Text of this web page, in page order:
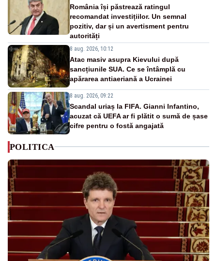
România își păstrează ratingul
recomandat investițiilor. Un semnal
pozitiv, dar și un avertisment pentru
autorități
8 aug. 2026, 10:12
Atac masiv asupra Kievului după
sancțiunile SUA. Ce se întâmplă cu
apărarea antiaeriană a Ucrainei
8 aug. 2026, 09:22
Scandal uriaș la FIFA. Gianni Infantino,
acuzat că UEFA ar fi plătit o sumă de șase
cifre pentru o fostă angajată
POLITICA